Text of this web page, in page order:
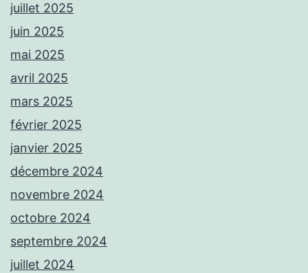
juillet 2025
juin 2025
mai 2025
avril 2025
mars 2025
février 2025
janvier 2025
décembre 2024
novembre 2024
octobre 2024
septembre 2024
juillet 2024